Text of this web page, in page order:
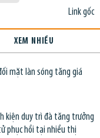
Link gốc
XEM NHIỀU
mặt làn sóng tăng giá
kiện duy trì đà tăng trưởng
phục hồi tại nhiều thị